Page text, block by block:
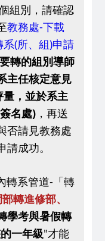
別，請確認
教務處-下載
(所、組)申請
轉的組別導師
主任核定意見
，並於系主
名處) ，再送
否請見教務處
成功。
轉系管道- 「轉
轉進修部、
學考與暑假轉
一年級"才能